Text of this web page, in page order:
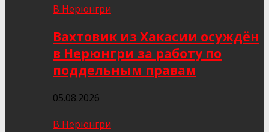
В Нерюнгри
Вахтовик из Хакасии осуждён
в Нерюнгри за работу по
поддельным правам
05.08.2026
В Нерюнгри